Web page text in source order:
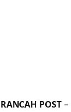
RANCAH POST –